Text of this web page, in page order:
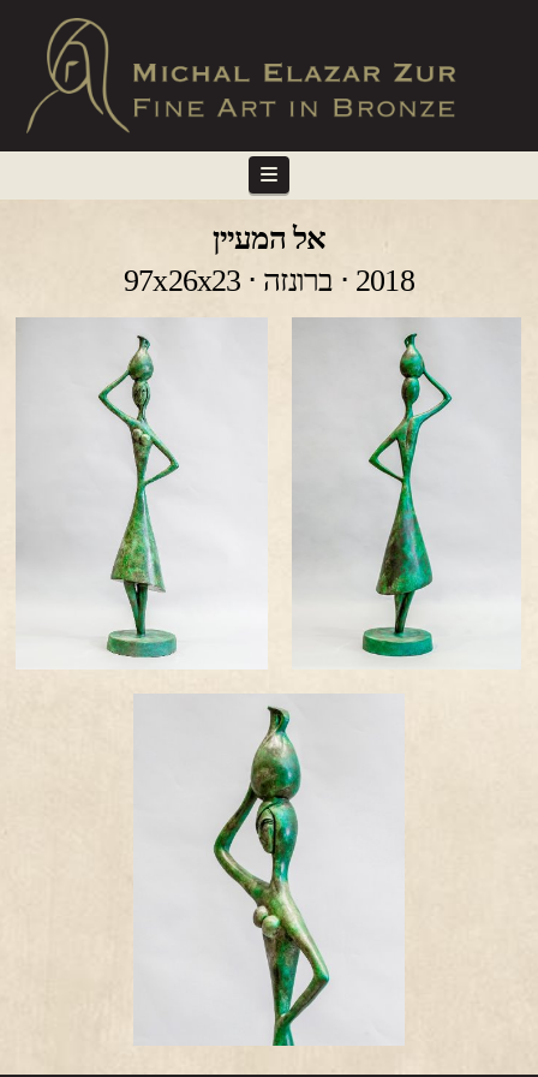
Navigation
אל המעיין
2018 ⋅ ברונזה ⋅ 97x26x23